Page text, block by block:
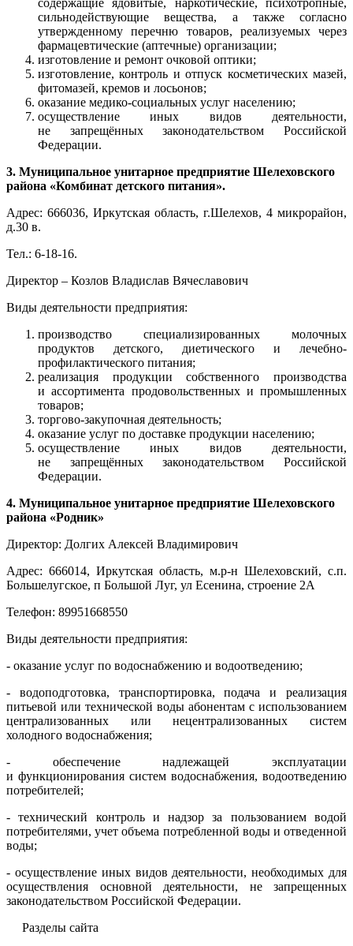
сильнодействующие вещества, а также согласно
утвержденному перечню товаров, реализуемых через
фармацевтические (аптечные) организации;
изготовление и ремонт очковой оптики;
изготовление, контроль и отпуск косметических мазей,
фитомазей, кремов и лосьонов;
оказание медико-социальных услуг населению;
осуществление иных видов деятельности,
не запрещённых законодательством Российской
Федерации.
3. Муниципальное унитарное предприятие Шелеховского
района «Комбинат детского питания».
Адрес: 666036, Иркутская область, г.Шелехов, 4 микрорайон,
д.30 в.
Тел.: 6-18-16.
Директор – Козлов Владислав Вячеславович
Виды деятельности предприятия:
производство специализированных молочных
продуктов детского, диетического и лечебно-
профилактического питания;
реализация продукции собственного производства
и ассортимента продовольственных и промышленных
товаров;
торгово-закупочная деятельность;
оказание услуг по доставке продукции населению;
осуществление иных видов деятельности,
не запрещённых законодательством Российской
Федерации.
4. Муниципальное унитарное предприятие Шелеховского
района «Родник»
Директор: Долгих Алексей Владимирович
Адрес: 666014, Иркутская область, м.р-н Шелеховский, с.п.
Большелугское, п Большой Луг, ул Есенина, строение 2А
Телефон: 89951668550
Виды деятельности предприятия:
- оказание услуг по водоснабжению и водоотведению;
- водоподготовка, транспортировка, подача и реализация
питьевой или технической воды абонентам с использованием
централизованных или нецентрализованных систем
холодного водоснабжения;
- обеспечение надлежащей эксплуатации
и функционирования систем водоснабжения, водоотведению
потребителей;
- технический контроль и надзор за пользованием водой
потребителями, учет объема потребленной воды и отведенной
воды;
- осуществление иных видов деятельности, необходимых для
осуществления основной деятельности, не запрещенных
законодательством Российской Федерации.
Разделы сайта